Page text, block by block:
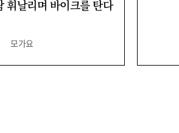
휘날리며 바이크를 탄다
모가요